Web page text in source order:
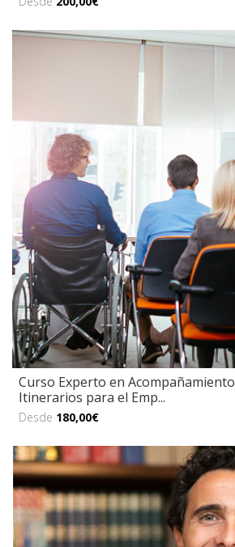
Curso Experto en
Itinerarios para el Emp...
Desde 180,00€